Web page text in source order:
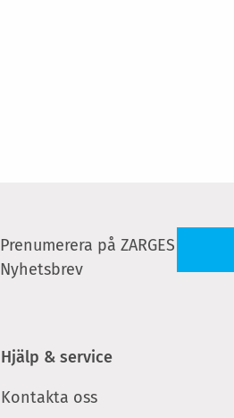
Prenumerera på ZARGES
Nyhetsbrev
Hjälp & service
Kontakta oss